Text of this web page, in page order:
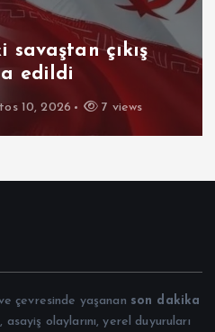
savaştan çıkış
edildi
10, 2026 7 views
çevresinde yaşanan son dakika
olaylarını, yerel duyuruları